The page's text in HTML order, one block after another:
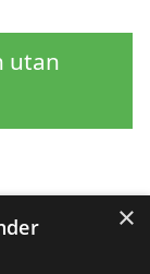
utan
×